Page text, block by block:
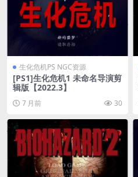
生化危机PS NGC资源
[PS1]生化危机1 未命名导演剪
辑版【2022.3】
7 月前 30